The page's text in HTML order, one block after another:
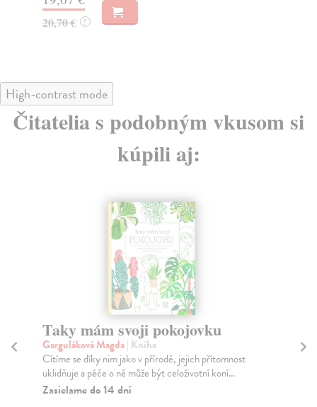
19,30 €
High-contrast mode
Čitatelia s podobným vkusom si
kúpili aj:
Zachraň tuhle knihu!
Hanozet Francois| Kniha
Máte rádi knížky? A nechtěli byste jednu báječnou
zachránit?
Na sklade ?